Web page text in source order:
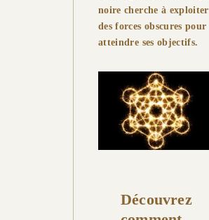
noire cherche à exploiter
des forces obscures pour
atteindre ses objectifs.
Découvrez